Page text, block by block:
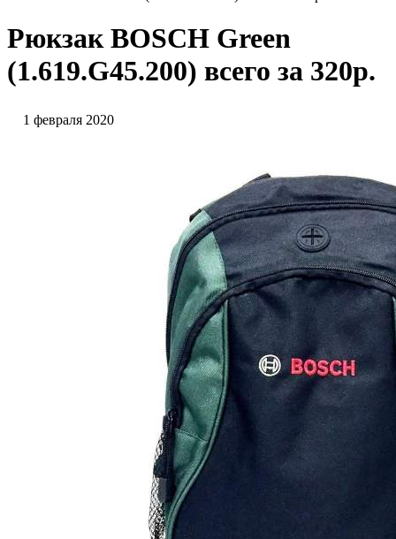
Рюкзак BOSCH Green
(1.619.G45.200) всего за 320р.
1 февраля 2020